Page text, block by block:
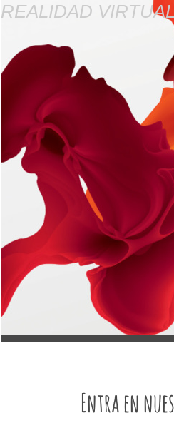
REALIDAD
Entra en